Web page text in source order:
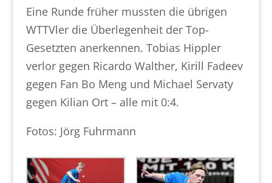
Eine Runde früher mussten die übrigen
WTTVler die Überlegenheit der Top-
Gesetzten anerkennen. Tobias Hippler
verlor gegen Ricardo Walther, Kirill Fadeev
gegen Fan Bo Meng und Michael Servaty
gegen Kilian Ort – alle mit 0:4.
Fotos: Jörg Fuhrmann